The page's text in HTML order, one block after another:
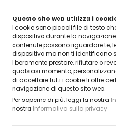
Questo sito web utilizza i
I cookie sono piccoli file di testo
dispositivo durante la
contenute possono riguardare te,
dispositivo ma non ti identificano
liberamente prestare, rifiutare o
qualsiasi momento,
di accettare tutti i cookie ti offre
navigazione di questo sito web.
Per saperne di più, leggi la nostra
nostra Informativa sulla privacy
VUOI DIVENTARE UN
Home Vetreria Parafiati